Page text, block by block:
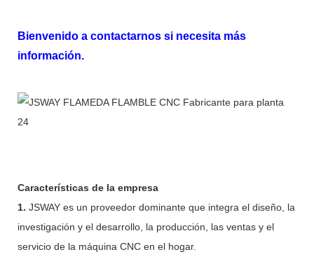
Bienvenido a contactarnos si necesita más
información.
Características de la empresa
1. JSWAY es un proveedor dominante que integra el diseño, la
investigación y el desarrollo, la producción, las ventas y el
servicio de la máquina CNC en el hogar.